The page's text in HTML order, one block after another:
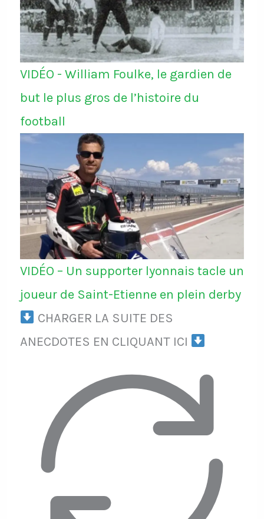
VIDÉO - William Foulke, le gardien de
but le plus gros de l’histoire du
football
VIDÉO – Un supporter lyonnais tacle un
joueur de Saint-Etienne en plein derby
CHARGER LA SUITE DES
ANECDOTES EN CLIQUANT ICI